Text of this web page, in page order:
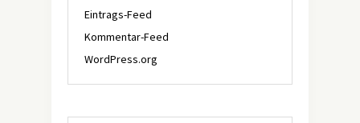
Eintrags-Feed
Kommentar-Feed
WordPress.org